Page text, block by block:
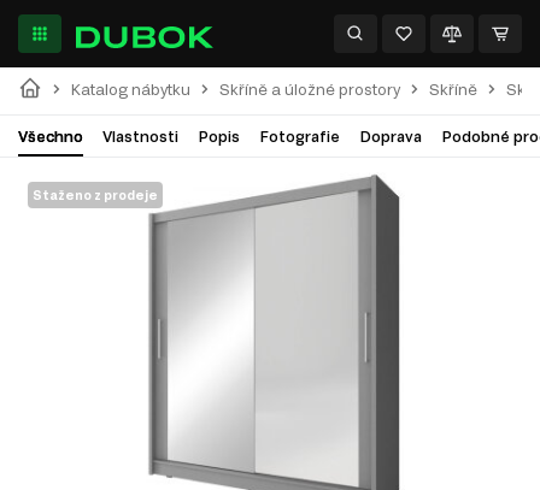
Katalog nábytku Skříně a úložné prostory Skříně
Všechno Vlastnosti Popis Fotografie Doprava Podobné
Staženo z prodeje